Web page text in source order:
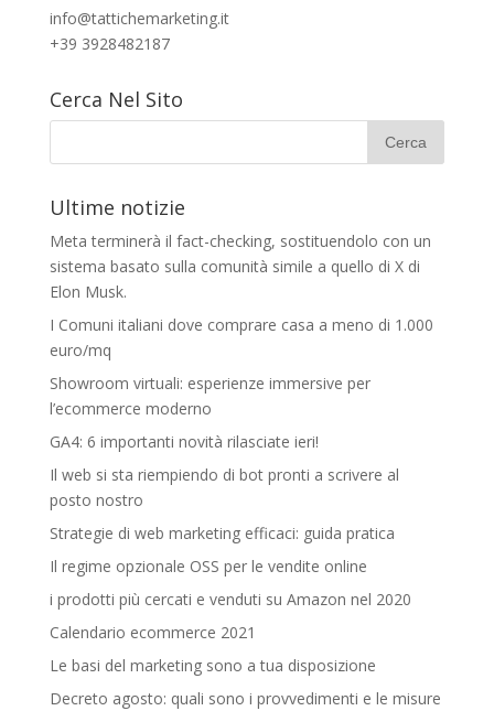
info@tattichemarketing.it
+39 3928482187
Cerca Nel Sito
Ultime notizie
Meta terminerà il fact-checking, sostituendolo con un
sistema basato sulla comunità simile a quello di X di
Elon Musk.
I Comuni italiani dove comprare casa a meno di 1.000
euro/mq
Showroom virtuali: esperienze immersive per
l’ecommerce moderno
GA4: 6 importanti novità rilasciate ieri!
Il web si sta riempiendo di bot pronti a scrivere al
posto nostro
Strategie di web marketing efficaci: guida pratica
Il regime opzionale OSS per le vendite online
i prodotti più cercati e venduti su Amazon nel 2020
Calendario ecommerce 2021
Le basi del marketing sono a tua disposizione
Decreto agosto: quali sono i provvedimenti e le misure